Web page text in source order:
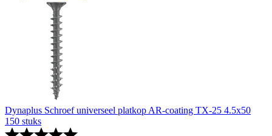
Dynaplus Schroef universeel platkop AR-coating TX-25 4.5x50
150 stuks